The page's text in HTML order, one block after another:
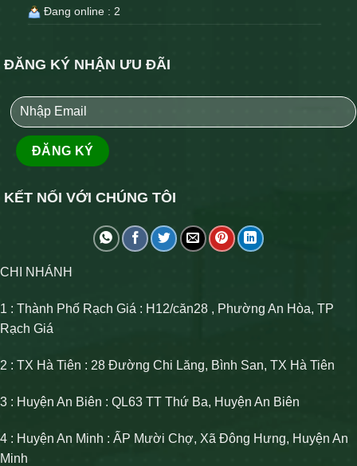
Đang online : 2
ĐĂNG KÝ NHẬN ƯU ĐÃI
KẾT NỐI VỚI CHÚNG TÔI
CHI NHÁNH
1 : Thành Phố Rạch Giá : H12/căn28 , Phường An Hòa, TP
Rạch Giá
2 : TX Hà Tiên : 28 Đường Chi Lăng, Bình San, TX Hà Tiên
3 : Huyện An Biên : QL63 TT Thứ Ba, Huyện An Biên
4 : Huyện An Minh : ẤP Mười Chợ, Xã Đông Hưng, Huyện An
Minh